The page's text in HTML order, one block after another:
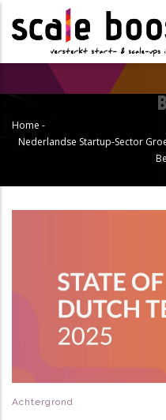
en
Kruimelpad
Home -
Nederlandse Startup-Sector
Achtergrond